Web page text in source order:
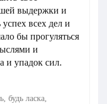
выдержки и
успех всех дел и
бы прогуляться
и
и упадок сил.
будь ласка,